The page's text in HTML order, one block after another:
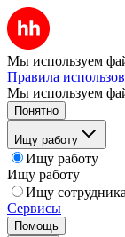
Мы используем
Правила
Мы используем
Понятно
Ищу работу
Ищу работу
Ищу работу
Ищу сотрудника
Сервисы
Помощь